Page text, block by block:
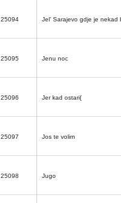
25094 Jel' Sarajevo gdje je nekad
25095 Jenu noc
25096 Jer kad ostari{
25097 Jos te volim
25098 Jugo